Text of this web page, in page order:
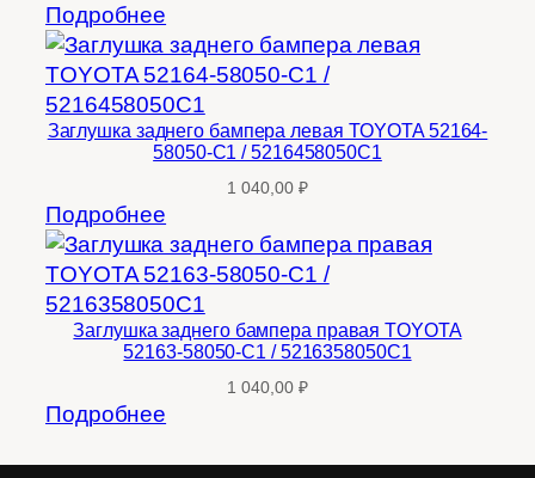
Подробнее
Заглушка заднего бампера левая TOYOTA 52164-
58050-C1 / 5216458050C1
1 040,00 ₽
Подробнее
Заглушка заднего бампера правая TOYOTA
52163-58050-C1 / 5216358050C1
1 040,00 ₽
Подробнее